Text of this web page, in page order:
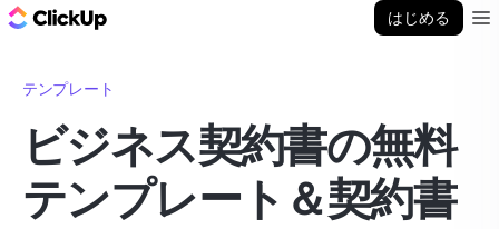
はじめる
テンプレート
ビジネス契約書の無料
テンプレート＆契約書